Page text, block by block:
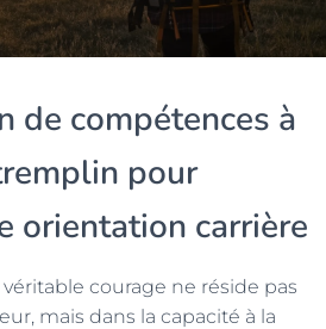
de compétences à
pour
orientation carrière
véritable courage ne réside pas
mais dans la capacité à la